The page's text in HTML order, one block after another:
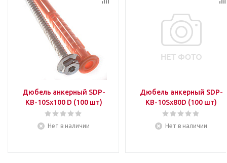
Дюбель анкерный SDP-
KB-10Sx100 D (100 шт)
Нет в наличии
Дюбель анкерный SDP-
KB-10Sx80D (100 шт)
Нет в наличии